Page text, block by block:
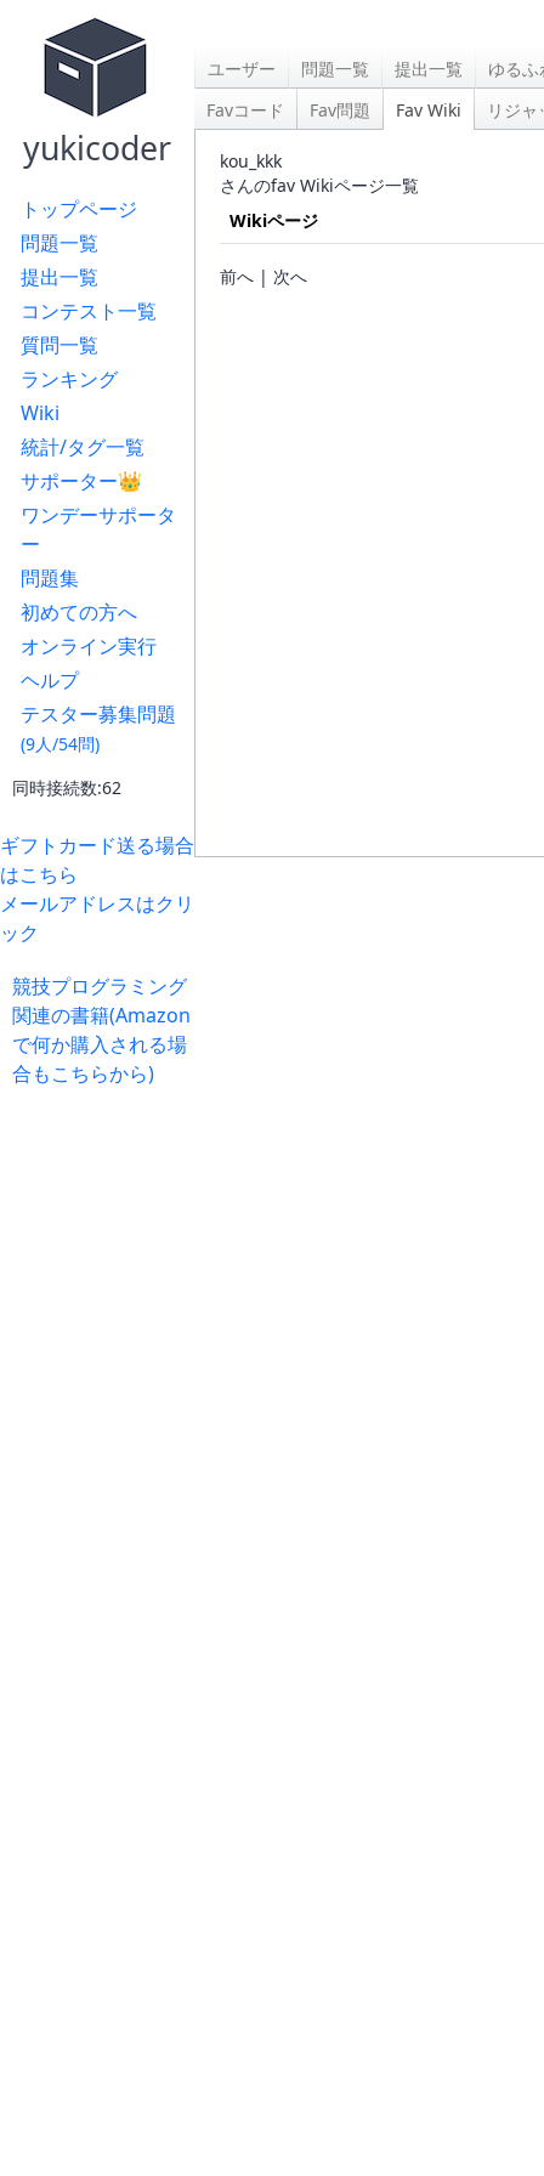
yukicoder
トップページ
問題一覧
提出一覧
コンテスト一覧
質問一覧
ランキング
Wiki
統計/タグ一覧
サポーター👑
ワンデーサポータ
ー
問題集
初めての方へ
オンライン実行
ヘルプ
テスター募集問題
(9人/54問)
同時接続数:62
ギフトカード送る場合
はこちら
メールアドレスはクリ
ック
競技プログラミング
関連の書籍(Amazon
で何か購入される場
合もこちらから)
ユーザー 問題一覧 提出一覧
ゆる
Favコード
Fav問題 Fav Wiki リジ
kou_kkk
さんのfav Wikiページ一覧
Wikiページ
前へ | 次へ